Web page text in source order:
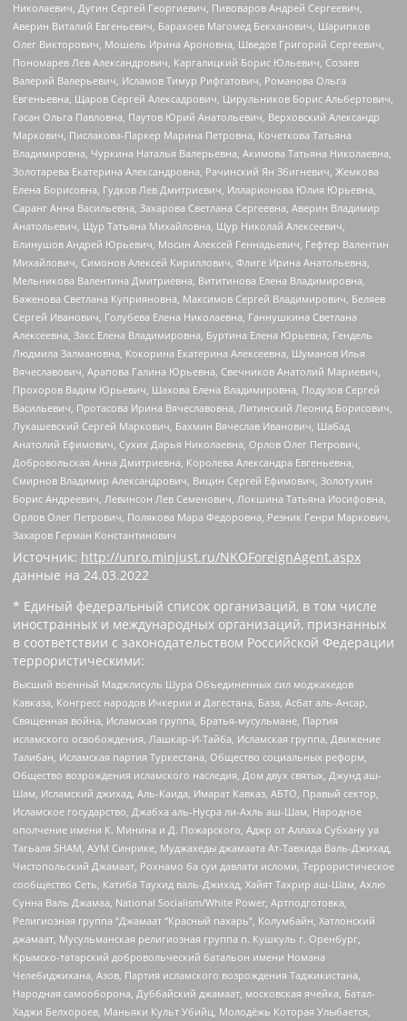
Николаевич, Дугин Сергей Георгиевич, Пивоваров Андрей Сергеевич,
Аверин Виталий Евгеньевич, Барахоев Магомед Бекханович, Шарипков
Олег Викторович, Мошель Ирина Ароновна, Шведов Григорий Сергеевич,
Пономарев Лев Александрович, Каргалицкий Борис Юльевич, Созаев
Валерий Валерьевич, Исламов Тимур Рифгатович, Романова Ольга
Евгеньевна, Щаров Сергей Алексадрович, Цирульников Борис Альбертович,
Гасан Ольга Павловна, Паутов Юрий Анатольевич, Верховский Александр
Маркович, Пислакова-Паркер Марина Петровна, Кочеткова Татьяна
Владимировна, Чуркина Наталья Валерьевна, Акимова Татьяна Николаевна,
Золотарева Екатерина Александровна, Рачинский Ян Збигневич, Жемкова
Елена Борисовна, Гудков Лев Дмитриевич, Илларионова Юлия Юрьевна,
Саранг Анна Васильевна, Захарова Светлана Сергеевна, Аверин Владимир
Анатольевич, Щур Татьяна Михайловна, Щур Николай Алексеевич,
Блинушов Андрей Юрьевич, Мосин Алексей Геннадьевич, Гефтер Валентин
Михайлович, Симонов Алексей Кириллович, Флиге Ирина Анатольевна,
Мельникова Валентина Дмитриевна, Вититинова Елена Владимировна,
Баженова Светлана Куприяновна, Максимов Сергей Владимирович, Беляев
Сергей Иванович, Голубева Елена Николаевна, Ганнушкина Светлана
Алексеевна, Закс Елена Владимировна, Буртина Елена Юрьевна, Гендель
Людмила Залмановна, Кокорина Екатерина Алексеевна, Шуманов Илья
Вячеславович, Арапова Галина Юрьевна, Свечников Анатолий Мариевич,
Прохоров Вадим Юрьевич, Шахова Елена Владимировна, Подузов Сергей
Васильевич, Протасова Ирина Вячеславовна, Литинский Леонид Борисович,
Лукашевский Сергей Маркович, Бахмин Вячеслав Иванович, Шабад
Анатолий Ефимович, Сухих Дарья Николаевна, Орлов Олег Петрович,
Добровольская Анна Дмитриевна, Королева Александра Евгеньевна,
Смирнов Владимир Александрович, Вицин Сергей Ефимович, Золотухин
Борис Андреевич, Левинсон Лев Семенович, Локшина Татьяна Иосифовна,
Орлов Олег Петрович, Полякова Мара Федоровна, Резник Генри Маркович,
Захаров Герман Константинович
Источник: http://unro.minjust.ru/NKOForeignAgent.aspx
данные на 24.03.2022
* Единый федеральный список организаций, в том числе
иностранных и международных организаций, признанных
в соответствии с законодательством Российской Федерации
террористическими:
Высший военный Маджлисуль Шура Объединенных сил моджахедов
Кавказа, Конгресс народов Ичкерии и Дагестана, База, Асбат аль-Ансар,
Священная война, Исламская группа, Братья-мусульмане, Партия
исламского освобождения, Лашкар-И-Тайба, Исламская группа, Движение
Талибан, Исламская партия Туркестана, Общество социальных реформ,
Общество возрождения исламского наследия, Дом двух святых, Джунд аш-
Шам, Исламский джихад, Аль-Каида, Имарат Кавказ, АБТО, Правый сектор,
Исламское государство, Джабха аль-Нусра ли-Ахль аш-Шам, Народное
ополчение имени К. Минина и Д. Пожарского, Аджр от Аллаха Субхану уа
Тагьаля SHAM, АУМ Синрике, Муджахеды джамаата Ат-Тавхида Валь-Джихад,
Чистопольский Джамаат, Рохнамо ба суи давлати исломи, Террористическое
сообщество Сеть, Катиба Таухид валь-Джихад, Хайят Тахрир аш-Шам, Ахлю
Сунна Валь Джамаа, National Socialism/White Power, Артподготовка,
Религиозная группа “Джамаат “Красный пахарь”, Колумбайн, Хатлонский
джамаат, Мусульманская религиозная группа п. Кушкуль г. Оренбург,
Крымско-татарский добровольческий батальон имени Номана
Челебиджихана, Азов, Партия исламского возрождения Таджикистана,
Народная самооборона, Дуббайский джамаат, московская ячейка, Батал-
Хаджи Белхороев, Маньяки Культ Убийц, Молодёжь Которая Улыбается,